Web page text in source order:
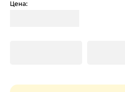
Цена: